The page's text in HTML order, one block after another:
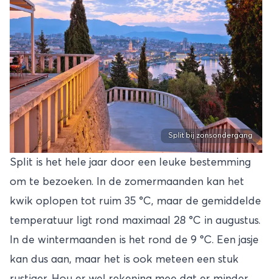
Split bij zonsondergang
Split is het hele jaar door een leuke bestemming
om te bezoeken. In de zomermaanden kan het
kwik oplopen tot ruim 35 °C, maar de gemiddelde
temperatuur ligt rond maximaal 28 °C in augustus.
In de wintermaanden is het rond de 9 °C. Een jasje
kan dus aan, maar het is ook meteen een stuk